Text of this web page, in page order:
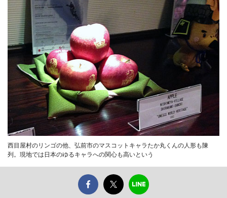
西目屋村のリンゴの他、弘前市のマスコットキャラたか丸くんの人形も陳
列。現地では日本のゆるキャラへの関心も高いという